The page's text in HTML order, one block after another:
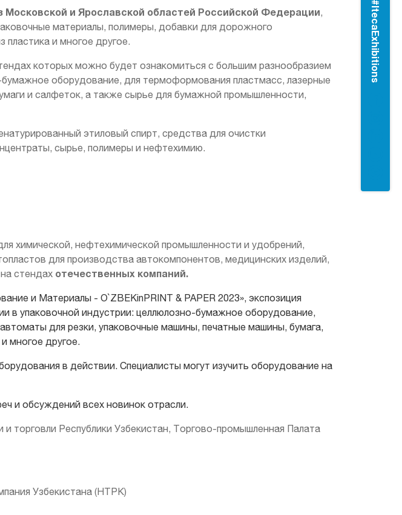
Московской и Ярославской областей Российской Федерации
материалы, полимеры, добавки для дорожного
и многое другое.
которых можно будет ознакомиться с большим разнообразием
оборудование, для термоформования пластмасс, лазерные
и салфеток, а также сырье для бумажной промышленности,
этиловый спирт, средства для очистки
сырье, полимеры и нефтехимию.
химической, нефтехимической промышленности и удобрений,
для производства автокомпонентов, медицинских изделий,
стендах отечественных компаний.
и Материалы - O`ZBEKinPRINT & PAPER 2023», экспозиция
в упаковочной индустрии: целлюлозно-бумажное оборудование,
для резки, упаковочные машины, печатные машины, бумага,
многое другое.
в действии. Специалисты могут изучить оборудование на
и обсуждений всех новинок отрасли.
торговли Республики Узбекистан, Торгово-промышленная Палата
Узбекистана (НТРК)
#ItecaExhibitions